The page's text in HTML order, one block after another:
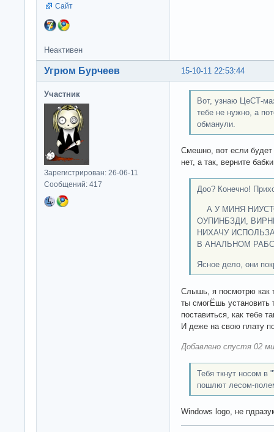
Сайт
Неактивен
15-10-11 22:53:44
Угрюм Бурчеев
Участник
Зарегистрирован: 26-06-11
Сообщений: 417
Вот, узнаю ЦеСТ-
тебе не нужно, а
обманули.
Смешно, вот если будет
нет, а так, верните
Доо? Конечно!
А У МИНЯ
ОУПИНБЗДИ,
НИХАЧУ
В АНАЛЬНОМ
Ясное дело, они
Слышь, я посмотрю как
ты смогЁшь установить
поставиться, как тебе
И деже на свою плату
Добавлено спустя 02
Тебя ткнут носом в
пошлют лесом-
Windows logo, не